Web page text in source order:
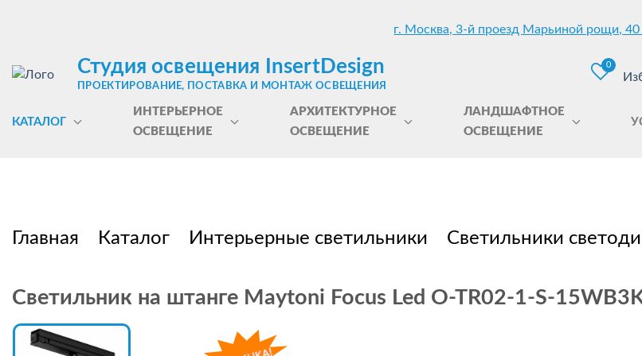
г. Москва, 3-й проезд Марьиной рощи, 40
Студия освещения InsertDesign
ПРОЕКТИРОВАНИЕ, ПОСТАВКА И МОНТАЖ ОСВЕЩЕНИЯ
0
КАТАЛОГ
ИНТЕРЬЕРНОЕ
ОСВЕЩЕНИЕ
АРХИТЕКТУРНОЕ
ОСВЕЩЕНИЕ
ЛАНДШАФТНОЕ
ОСВЕЩЕНИЕ
Главная Каталог Интерьерные светильники Светильники
Светильник на штанге Maytoni Focus Led O-TR02-1-S-